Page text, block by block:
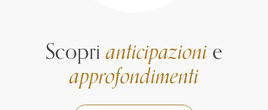
Scoprianticipazionie
approfondimenti